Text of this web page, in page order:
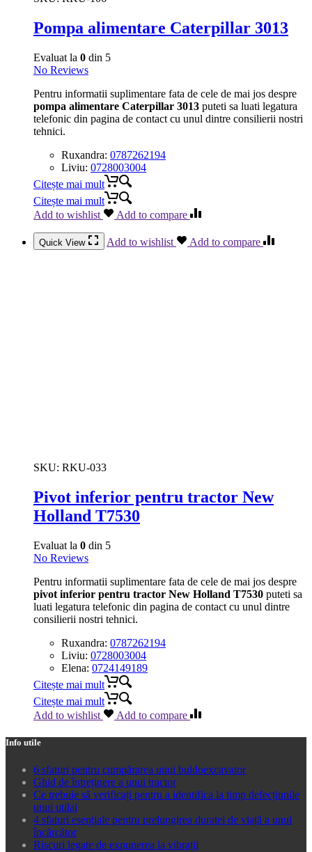
Pompa alimentare Caterpillar 3013
Evaluat la 0 din 5
No Reviews
Pentru informatii suplimentare fata de cele de mai jos despre
pompa alimentare Caterpillar 3013 puteti sa luati legatura
telefonic din pagina de contact cu unul dintre consilierii nostri
tehnici.
Ruxandra: 0787262194
Liviu: 0728003004
Citește mai mult
Citește mai mult
Add to wishlist
Add to compare
Quick View Add to wishlist Add to compare
SKU: RKU-033
Pivot inferior pentru tractor New
Holland T7530
Evaluat la 0 din 5
No Reviews
Pentru informatii suplimentare fata de cele de mai jos despre
pivot inferior pentru tractor New Holland T7530 puteti sa
luati legatura telefonic din pagina de contact cu unul dintre
consilierii nostri tehnici.
Ruxandra: 0787262194
Liviu: 0728003004
Elena: 0724149189
Citește mai mult
Citește mai mult
Add to wishlist
Add to compare
Info utile
6 sfaturi pentru cumpărarea unui buldoexcavator
Ghid de întreținere a unui tractor
Ce trebuie să verificați pentru a identifica la timp defecțiunile
unui utilaj
4 sfaturi esențiale pentru prelungirea duratei de viață a unui
încărcător
Riscuri legate de expunerea la vibrații